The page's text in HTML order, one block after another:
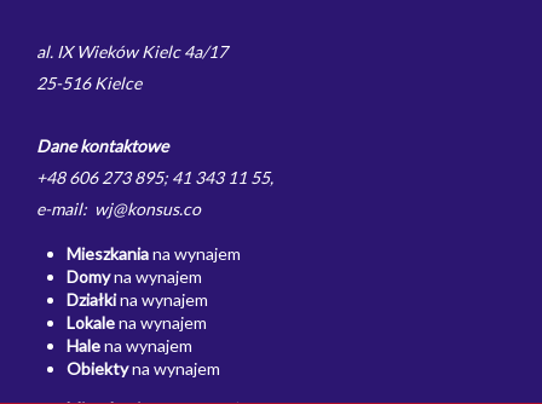
al. IX Wieków Kielc 4a/17
25-516 Kielce
Dane kontaktowe
+48 606 273 895; 41 343 11 55,
e-mail: wj@konsus.co
Mieszkaniana wynajem
Domyna wynajem
Działkina wynajem
Lokalena wynajem
Halena wynajem
Obiektyna wynajem